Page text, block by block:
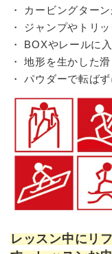
・ カービングター
・ ジャンプやトリ
・ BOXやレールに
・ 地形を生かした
・ パウダーで転ば
レッスン中にリ